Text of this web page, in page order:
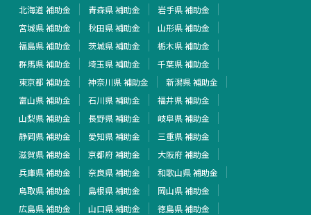
北海道 補助金 青森県 補助金
岩手県 補助金
宮城県 補助金
秋田県 補助金
山形県 補助金
福島県 補助金
茨城県 補助金
栃木県 補助金
群馬県 補助金
埼玉県 補助金
千葉県 補助金
東京都 補助金
神奈川県 補助金
新潟県 補助金
富山県 補助金
石川県 補助金
福井県 補助金
山梨県 補助金
長野県 補助金
岐阜県 補助金
静岡県 補助金
愛知県 補助金
三重県 補助金
滋賀県 補助金
京都府 補助金
大阪府 補助金
兵庫県 補助金
奈良県 補助金
和歌山県 補助金
鳥取県 補助金
島根県 補助金
岡山県 補助金
広島県 補助金
山口県 補助金
徳島県 補助金